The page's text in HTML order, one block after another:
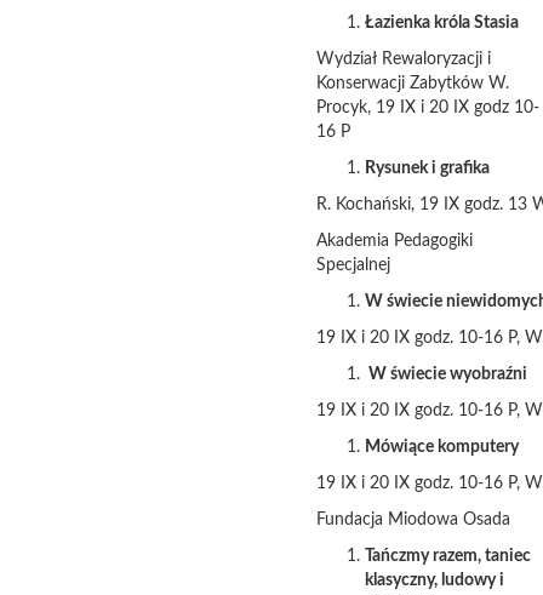
Łazienka króla Stasia
Wydział Rewaloryzacji i
Konserwacji Zabytków W.
Procyk, 19 IX i 20 IX godz 10-
16 P
Rysunek i grafika
R. Kochański, 19 IX godz. 13
Akademia Pedagogiki
Specjalnej
W świecie
19 IX i 20 IX godz. 10-16 P, W
W świecie wyobraźni
19 IX i 20 IX godz. 10-16 P, W
Mówiące komputery
19 IX i 20 IX godz. 10-16 P, W
Fundacja Miodowa Osada
Tańczmy razem, taniec
klasyczny, ludowy i